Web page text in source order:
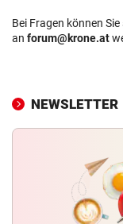
Bei Fragen können
an forum@krone.at
NEWSLETTER